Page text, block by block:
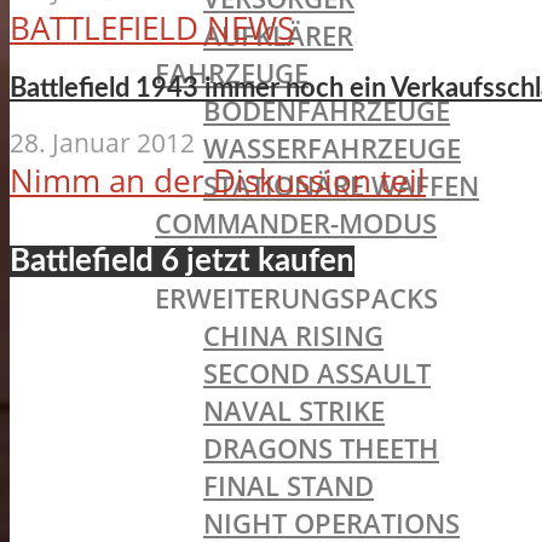
AUFKLÄRER
FAHRZEUGE
BODENFAHRZEUGE
WASSERFAHRZEUGE
STATIONÄRE WAFFEN
COMMANDER-MODUS
BATTLEPACKS
ERWEITERUNGSPACKS
CHINA RISING
SECOND ASSAULT
NAVAL STRIKE
DRAGONS THEETH
FINAL STAND
NIGHT OPERATIONS
BATTLEFIELD NEWS
Battlefield 1943 immer noch ein
28. Januar 2012
Nimm an der Diskussion teil
Battlefield 6 jetzt kaufen